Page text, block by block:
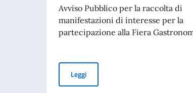
Avviso Pubblico per la raccolta di
manifestazioni di interesse per la
partecipazione alla Fiera
LeggiAvviso Pubblico per la raccolta di